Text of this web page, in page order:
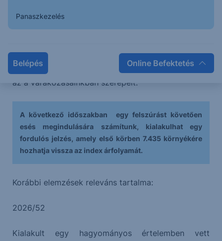
Panaszkezelés
Belépés Online Befektetés
kitörés fals lesz és legkésőbb 7.580 környékén
besülhet, majd délnek fordulhat az árfolyam.
A Three White Soldiers után kialakult a korrekció,
majd további emelkedést érkezett a piacra, ahogy
az a várakozásainkban szerepelt.
A következő időszakban egy felszúrást követően
esés megindulására számítunk, kialakulhat egy
fordulós jelzés, amely első körben 7.435 környékére
hozhatja vissza az index árfolyamát.
Korábbi elemzések releváns tartalma:
2026/52
Kialakult egy hagyományos értelemben vett